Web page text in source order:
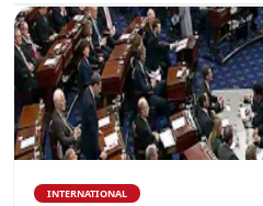
INTERNATIONAL